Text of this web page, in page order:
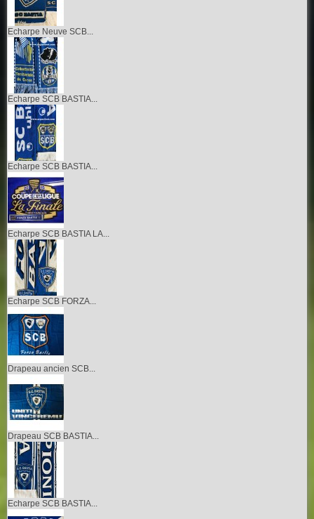
Echarpe Neuve SCB...
Echarpe SCB BASTIA...
Echarpe SCB BASTIA...
Echarpe SCB BASTIA LA...
Echarpe SCB FORZA...
Drapeau ancien SCB...
Drapeau SCB BASTIA...
Echarpe SCB BASTIA...